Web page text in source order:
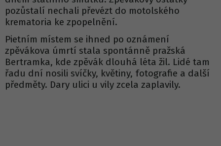
pozůstalí nechali převézt do motolského
krematoria ke zpopelnění.
Pietním místem se ihned po oznámení
zpěvákova úmrtí stala spontánně pražská
Bertramka, kde zpěvák dlouhá léta žil. Lidé tam
řadu dní nosili svíčky, květiny, fotografie a další
předměty. Dary ulici u vily zcela zaplavily.